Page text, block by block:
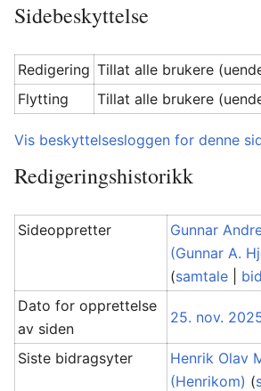
Sidebeskyttelse
Redigering Tillat alle brukere
Flytting
Tillat alle brukere
Vis beskyttelsesloggen for denne
Redigeringshistorikk
Sideoppretter
Gunnar
(Gunnar A.
(samtale
Dato for opprettelse
av siden
25. nov.
Siste bidragsyter
Henrik Olav
(Henrikom) (